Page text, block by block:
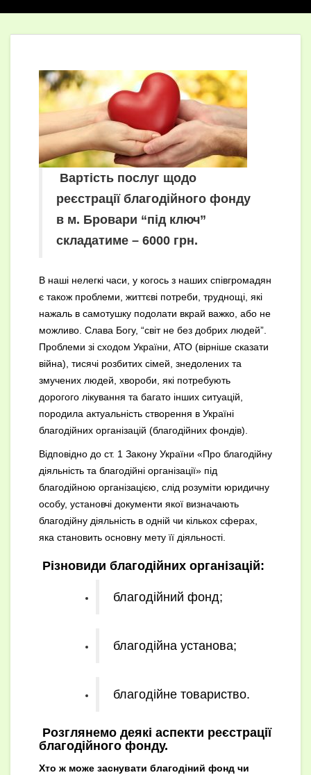
Вартість послуг щодо
реєстрації благодійного фонду
в м. Бровари “під ключ”
складатиме – 6000 грн.
В наші нелегкі часи, у когось з наших співгромадян
є також проблеми, життєві потреби, труднощі, які
нажаль в самотушку подолати вкрай важко, або не
можливо. Слава Богу, “світ не без добрих людей”.
Проблеми зі сходом України, АТО (вірніше сказати
війна), тисячі розбитих сімей, знедолених та
змучених людей, хвороби, які потребують
дорогого лікування та багато інших ситуацій,
породила актуальність створення в Україні
благодійних організацій (благодійних фондів).
Відповідно до ст. 1 Закону України «Про благодійну
діяльність та благодійні організації» під
благодійною організацією, слід розуміти юридичну
особу, установчі документи якої визначають
благодійну діяльність в одній чи кількох сферах,
яка становить основну мету її діяльності.
Різновиди благодійних організацій:
благодійний фонд;
благодійна установа;
благодійне товариство.
Розглянемо деякі аспекти реєстрації
благодійного фонду.
Хто ж може заснувати благодіний фонд чи